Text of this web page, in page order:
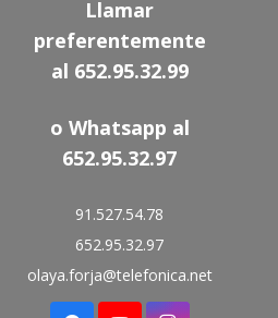
Llamar
preferentemente
al 652.95.32.99
o Whatsapp al
652.95.32.97
91.527.54.78
652.95.32.97
olaya.forja@telefonica.net